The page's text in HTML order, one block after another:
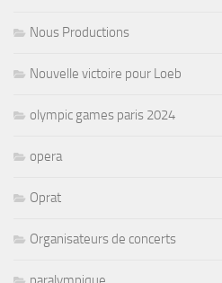
Nous Productions
Nouvelle victoire pour Loeb
olympic games paris 2024
opera
Oprat
Organisateurs de concerts